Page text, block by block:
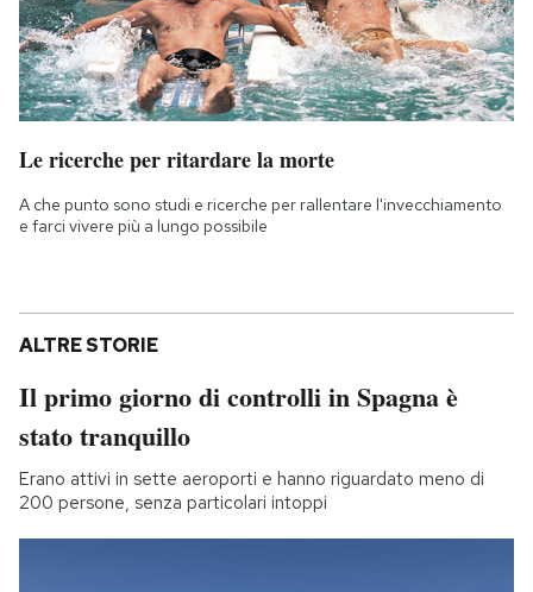
Le ricerche per ritardare la morte
A che punto sono studi e ricerche per rallentare l'invecchiamento
e farci vivere più a lungo possibile
ALTRE STORIE
Il primo giorno di controlli in Spagna è
stato tranquillo
Erano attivi in sette aeroporti e hanno riguardato meno di
200 persone, senza particolari intoppi